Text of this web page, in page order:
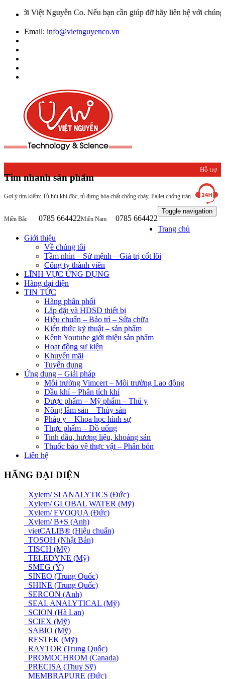
Nguyễn Co. Nếu bạn cần giúp đỡ hãy liên hệ với chúng tôi qua
Email: info@vietnguyenco.vn
Tìm nhanh sản phẩm
Gợi ý tìm kiếm: Tủ hút khí độc, tủ đựng hóa chất chống cháy, Pallet chống tràn...
Hỗ trợ
khách
hàng
Miền Bắc 0785 664422Miền Nam 0785 664422
Toggle navigation
Trang chủ
Giới thiệu
Về chúng tôi
Tầm nhìn – Sứ mệnh – Giá trị cốt lõi
Công ty thành viên
LĨNH VỰC ỨNG DỤNG
Hãng đại diện
TIN TỨC
Hãng phân phối
Lắp đặt và HDSD thiết bị
Hiệu chuẩn – Bảo trì – Sửa chữa
Kiến thức kỹ thuật – sản phẩm
Kênh Youtube giới thiệu sản phẩm
Hoạt động sự kiện
Khuyến mãi
Tuyển dụng
Ứng dụng – Giải pháp
Môi trường Vimcert – Môi trường Lao động
Dầu khí – Phân tích khí
Dược phẩm – Mỹ phẩm – Thú y
Nông lâm sản – Thủy sản
Pháp y – Khoa học hình sự
Thực phẩm – Đồ uống
Tinh dầu, hương liệu, khoáng sản
Thuốc bảo vệ thực vật – Phân bón
Liên hệ
HÃNG ĐẠI DIỆN
Xylem/ SI ANALYTICS (Đức)
Xylem/ GLOBAL WATER (Mỹ)
Xylem/ EVOQUA (Đức)
Xylem/ B+S (Anh)
vietCALIB® (Hiệu chuẩn)
TOSOH (Nhật Bản)
TISCH (Mỹ)
TELEDYNE (Mỹ)
SMEG (Ý)
SINEO (Trung Quốc)
SHINE (Trung Quốc)
SERCON (Anh)
SEAL ANALYTICAL (Mỹ)
SCION (Hà Lan)
SCIEX (Mỹ)
SABIO (Mỹ)
RESTEK (Mỹ)
RAYTOR (Trung Quốc)
PROMOCHROM (Canada)
PRECISA (Thuỵ Sỹ)
MEMBRAPURE (Đức)